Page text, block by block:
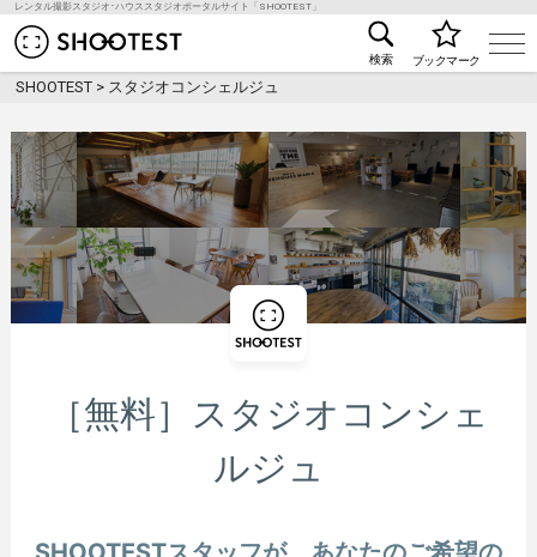
レンタル撮影スタジオ･ハウススタジオポータルサイト「SHOOTEST」
レンタル撮影スタジオ･ハウススタジオ検索の
検索 ブックマーク
SHOOTEST > スタジオコンシェルジュ